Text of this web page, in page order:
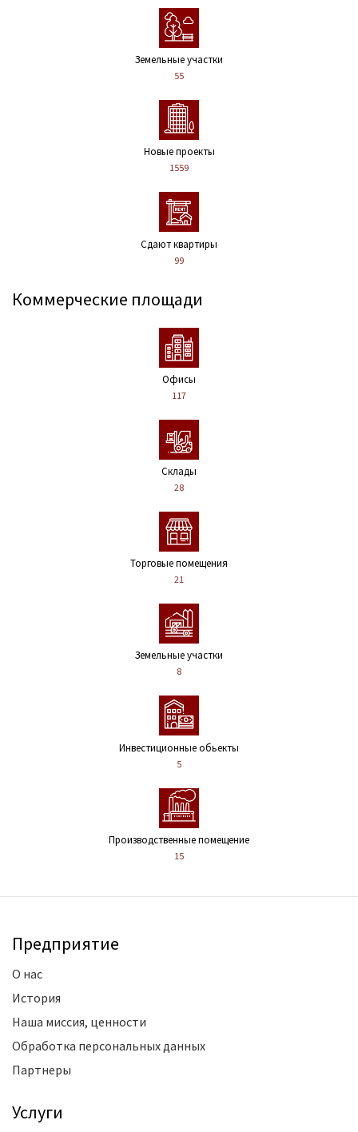
Земельные участки
55
Новые проекты
1559
Сдают квартиры
99
Коммерческие площади
Офисы
117
Склады
28
Торговые помещения
21
Земельные участки
8
Инвестиционные обьекты
5
Производственные помещение
15
Предприятие
О нас
История
Наша миссия, ценности
Обработка персональных данных
Партнеры
Услуги